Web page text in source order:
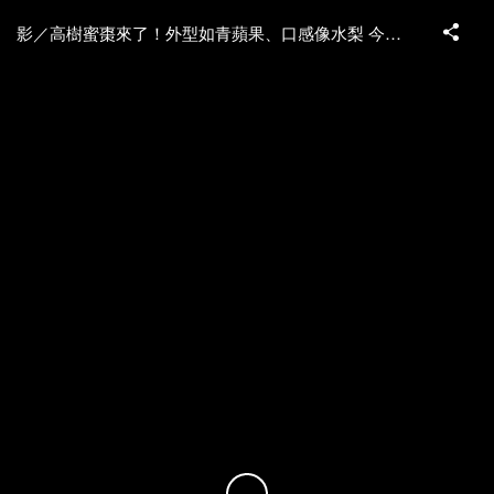
影／高樹蜜棗來了！外型如青蘋果、口感像水梨 今年豐產價格平穩